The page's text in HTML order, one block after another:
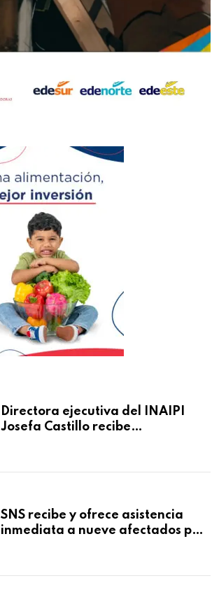
Directora ejecutiva del INAIPI
Josefa Castillo recibe
SNS recibe y ofrece asistencia
inmediata a nueve afectados por
Macorís